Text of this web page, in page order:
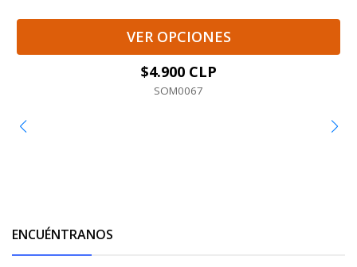
VER OPCIONES
$4.900 CLP
SOM0067
ENCUÉNTRANOS